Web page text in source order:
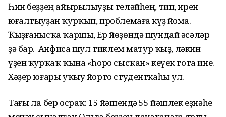
Һин беҙҙең айырылыуҙы теләйһең, тип, ирен
юғалтыуҙан ҡурҡып, проблемаға күҙ йома.
Ҡыҙғанысҡа ҡаршы, Ер йөҙөндә шундай әсәләр
ҙә бар. Ә Анфиса шул тиклем матур ҡыҙ, ләкин
үҙен ҡурҡаҡ ҡына «һоро сысҡан» кеүек тота ине.
Хәҙер юғары уҡыу йорто студенткаһы ул.
Тағы ла бер осраҡ: 15 йәшендә 55 йәшлек еҙнәһе